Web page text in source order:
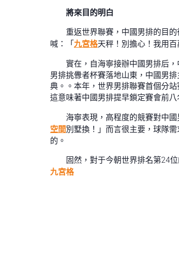
將來目的明白
重返世界聯賽，中國男排的目
喊：「九宮格天秤！別擔心！我用
實在，自海寧接辦中國男排后
男排挑釁者杯賽落地山東，中國男
典。。本年，世界男排聯賽首個分
這意味著中國男排提早鎖定賽會前八
海寧表現，高程度的競賽對中
空間別墅換！」而言很主要，球隊
的。
固然，對于今朝世界排名第24
九宮格